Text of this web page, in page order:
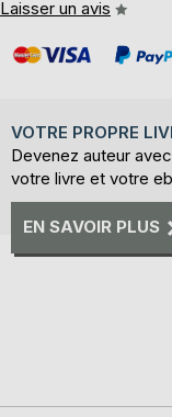
Laisser un avis
VOTRE PROPRE
Devenez auteur
votre livre et votre
EN SAVOIR PLUS